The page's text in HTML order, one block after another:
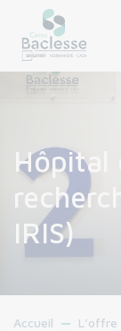
Hôpital
IRIS)
Accueil L’offre